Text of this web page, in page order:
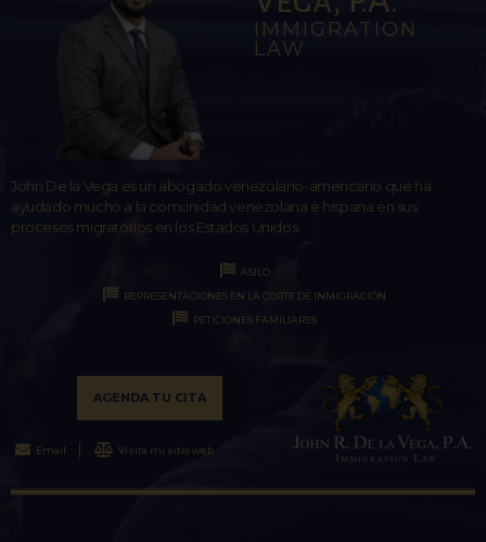
IMMIGRATION
LAW
John De la Vega es un abogado venezolano-americano que ha
ayudado mucho a la comunidad venezolana e hispana en sus
procesos migratorios en los Estados Unidos.
ASILO
REPRESENTACIONES EN LA CORTE DE INMIGRACIÓN
PETICIONES FAMILIARES
AGENDA TU CITA
Email Visita mi sitio web